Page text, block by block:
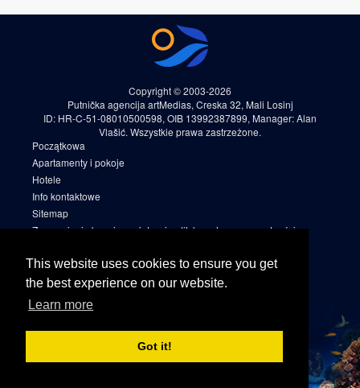
This website uses cookies to ensure you get
the best experience on our website.
Learn more
Got it!
Copyright © 2003-2026
Putnička agencija artMedias, Creska 32, Mali Losinj
ID: HR-C-51-08010500598, OIB 13992387899, Manager: Alan
Vlašić. Wszystkie prawa zastrzeżone.
Początkowa
Apartamenty i pokoje
Hotele
Info kontaktowe
Sitemap
Zapewnienie bezpieczeństwa i polityka ochrony prywatności
Warunki rezerwacji
Cookies
Linkedin